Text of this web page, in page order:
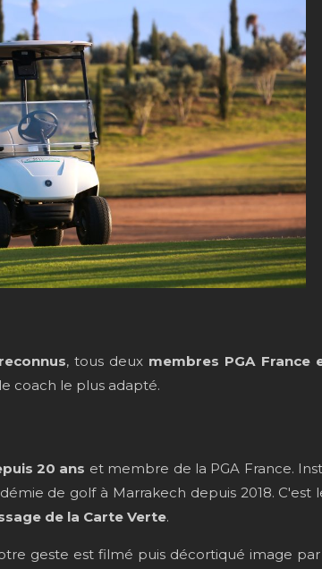
, tous deux membres PGA France
coach le plus adapté.
20 ans et membre de la PGA France.
de golf à Marrakech depuis 2018. C'est
de la Carte Verte.
geste est filmé puis décortiqué image